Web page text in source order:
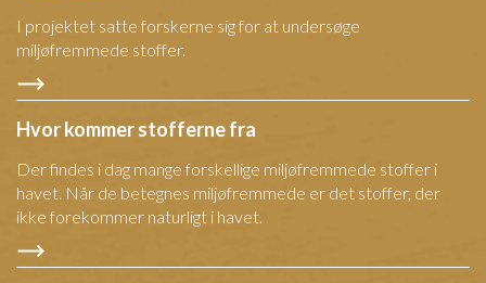
I projektet satte forskerne sig for at undersøge
miljøfremmede stoffer.
Hvor kommer stofferne fra
Der findes i dag mange forskellige miljøfremmede stoffer i
havet. Når de betegnes miljøfremmede er det stoffer, der
ikke forekommer naturligt i havet.